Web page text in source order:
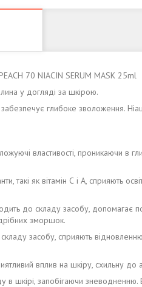
70 NIACIN SERUM MASK 25ml
у догляді за шкірою.
глибоке зволоження.
властивості, проникаючи
такі як вітамін С і А,
до складу засобу,
зморшок.
засобу, сприяють
вплив на шкіру, схильну
в шкірі, запобігаючи